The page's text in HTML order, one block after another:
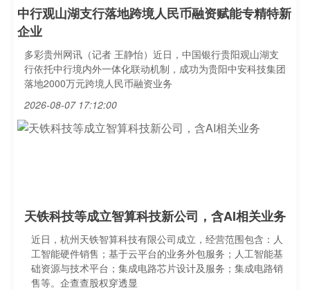
中行观山湖支行落地跨境人民币融资赋能专精特新
企业
多彩贵州网讯（记者 王静怡）近日，中国银行贵阳观山湖支
行依托中行境内外一体化联动机制，成功为贵阳中安科技集团
落地2000万元跨境人民币融资业务
2026-08-07 17:12:00
天铁科技等成立智算科技新公司，含AI相关业务
近日，杭州天铁智算科技有限公司成立，经营范围包含：人
工智能硬件销售；基于云平台的业务外包服务；人工智能基
础资源与技术平台；集成电路芯片设计及服务；集成电路销
售等。企查查股权穿透显